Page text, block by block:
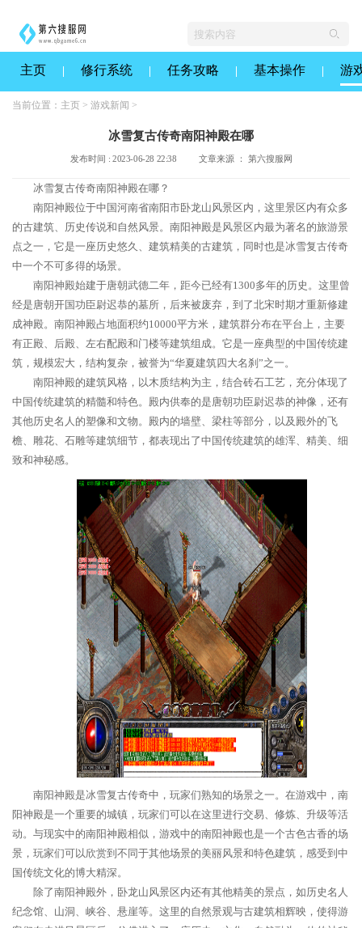
主页 修行系统 任务攻略 基本操作 游
当前位置： 主页 > 游戏新闻 >
冰雪复古传奇南阳神殿在哪
发布时间 : 2023-06-28 22:38 文章来源 ： 第六搜服网
冰雪复古传奇南阳神殿在哪？
南阳神殿位于中国河南省南阳市卧龙山风景区内，这里景区内有众多
的古建筑、历史传说和自然风景。南阳神殿是风景区内最为著名的旅游景
点之一，它是一座历史悠久、建筑精美的古建筑，同时也是冰雪复古传奇
中一个不可多得的场景。
南阳神殿始建于唐朝武德二年，距今已经有1300多年的历史。这里曾
经是唐朝开国功臣尉迟恭的墓所，后来被废弃，到了北宋时期才重新修建
成神殿。南阳神殿占地面积约10000平方米，建筑群分布在平台上，主要
有正殿、后殿、左右配殿和门楼等建筑组成。它是一座典型的中国传统建
筑，规模宏大，结构复杂，被誉为“华夏建筑四大名刹”之一。
南阳神殿的建筑风格，以木质结构为主，结合砖石工艺，充分体现了
中国传统建筑的精髓和特色。殿内供奉的是唐朝功臣尉迟恭的神像，还有
其他历史名人的塑像和文物。殿内的墙壁、梁柱等部分，以及殿外的飞
檐、雕花、石雕等建筑细节，都表现出了中国传统建筑的雄浑、精美、细
致和神秘感。
南阳神殿是冰雪复古传奇中，玩家们熟知的场景之一。在游戏中，南
阳神殿是一个重要的城镇，玩家们可以在这里进行交易、修炼、升级等活
动。与现实中的南阳神殿相似，游戏中的南阳神殿也是一个古色古香的场
景，玩家们可以欣赏到不同于其他场景的美丽风景和特色建筑，感受到中
国传统文化的博大精深。
除了南阳神殿外，卧龙山风景区内还有其他精美的景点，如历史名人
纪念馆、山洞、峡谷、悬崖等。这里的自然景观与古建筑相辉映，使得游